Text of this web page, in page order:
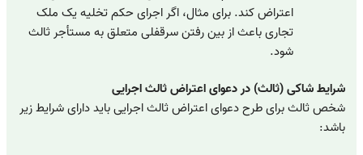
اعتراض کند. برای مثال، اگر اجرای حکم تخلیه یک ملک
تجاری باعث از بین رفتن سرقفلی متعلق به مستأجر ثالث
شود.
شرایط شاکی (ثالث) در دعوای اعتراض ثالث اجرایی
شخص ثالث برای طرح دعوای اعتراض ثالث اجرایی باید دارای شرایط زیر
باشد: